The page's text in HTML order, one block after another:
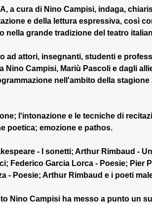
a cura di Nino Campisi, indaga,
e della lettura espressiva, così
nella grande tradizione del teatro
ad attori, insegnanti, studenti e
Campisi, Mariù Pascoli e dagli
nell'ambito della stagione
l'intonazione e le tecniche di
poetica; emozione e pathos.
- I sonetti; Arthur Rimbaud -
Federico Garcia Lorca - Poesie; Pier
- Poesie; Arthur Rimbaud e i poeti
Nino Campisi ha messo a punto un